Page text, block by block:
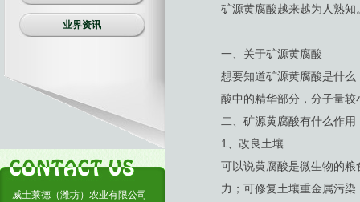
业界资讯
威士莱德（潍坊）农业有限公司
矿源黄腐酸越来越为人熟知
一、关于矿源黄腐酸
想要知道矿源黄腐酸是什
酸中的精华部分，分子量
二、矿源黄腐酸有什么作用
1、改良土壤
可以说黄腐酸是微生物的
力；可修复土壤重金属污